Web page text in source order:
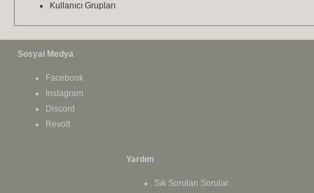
Kullanıcı Grupları
Sosyal Medya
Facebook
Instagram
Discord
Revolt
Yardım
Sık Sorulan Sorular